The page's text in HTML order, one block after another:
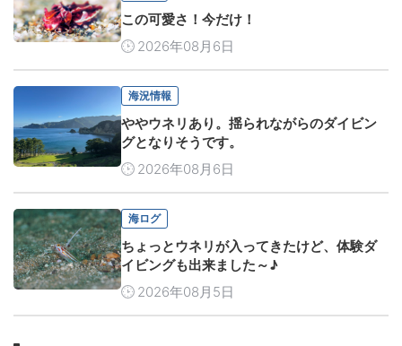
この可愛さ！今だけ！
2026年08月6日
海況情報
ややウネリあり。揺られながらのダイビン
グとなりそうです。
2026年08月6日
海ログ
ちょっとウネリが入ってきたけど、体験ダ
イビングも出来ました～♪
2026年08月5日